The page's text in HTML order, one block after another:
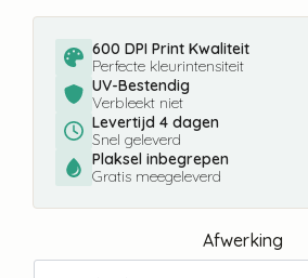
600 DPI Print Kwaliteit
Perfecte kleurintensiteit
UV-Bestendig
Verbleekt niet
Levertijd 4 dagen
Snel geleverd
Plaksel inbegrepen
Gratis meegeleverd
Afwerking